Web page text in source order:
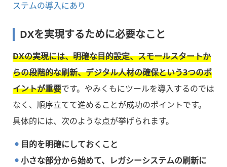
ステムの導入にあり
DXを実現するために必要なこと
DXの実現には、明確な目的設定、スモールスタートか
らの段階的な刷新、デジタル人材の確保という3つのポ
イントが重要です。やみくもにツールを導入するのでは
なく、順序立てて進めることが成功のポイントです。
具体的には、次のような点が挙げられます。
目的を明確にしておくこと
小さな部分から始めて、レガシーシステムの刷新に